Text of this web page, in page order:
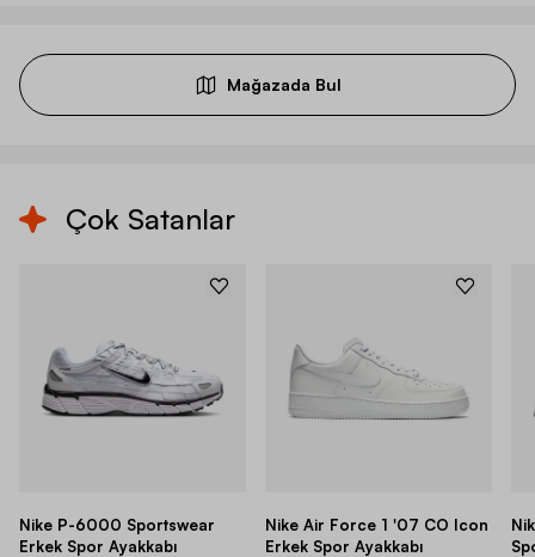
Mağazada Bul
Çok Satanlar
Nike P-6000 Sportswear
Erkek Spor Ayakkabı
Nike Air Force 1 '07 CO Icon
Erkek Spor Ayakkabı